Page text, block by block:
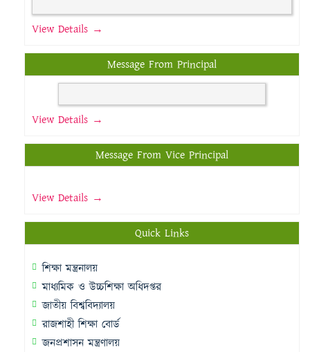
View Details →
Message From Principal
View Details →
Message From Vice Principal
View Details →
Quick Links
শিক্ষা মন্ত্রনালয়
মাধ্যমিক ও উচ্চশিক্ষা অধিদপ্তর
জাতীয় বিশ্ববিদ্যালয়
রাজশাহী শিক্ষা বোর্ড
জনপ্রশাসন মন্ত্রণালয়